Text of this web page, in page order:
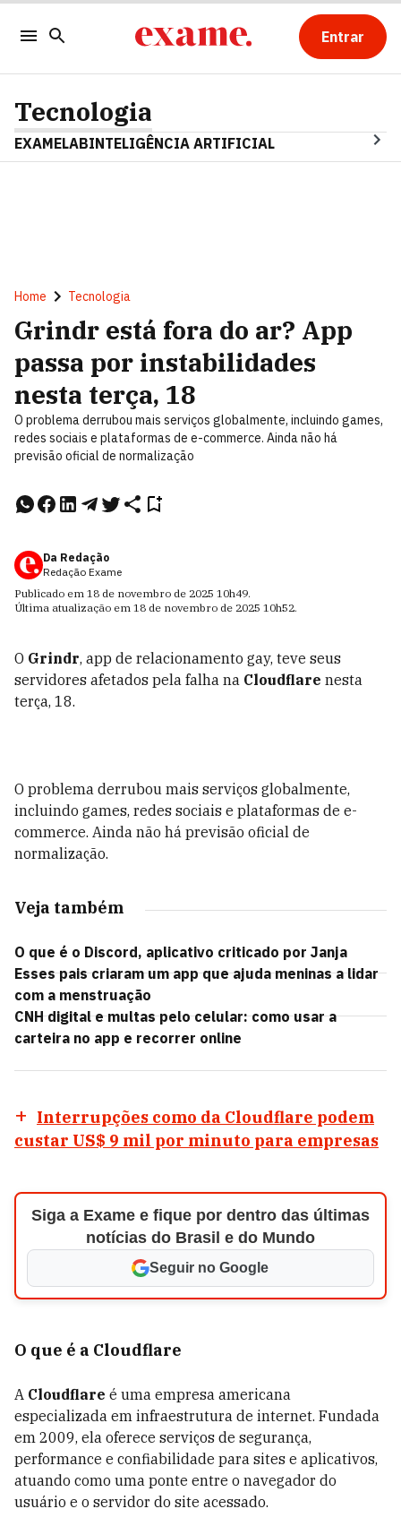
Entrar
Tecnologia
EXAMELABINTELIGÊNCIA ARTIFICIAL
Home Tecnologia
Grindr está fora do ar? App
passa por instabilidades
nesta terça, 18
O problema derrubou mais serviços globalmente, incluindo games,
redes sociais e plataformas de e-commerce. Ainda não há
previsão oficial de normalização
Da Redação
Redação Exame
Publicado em 18 de novembro de 2025 10h49.
Última atualização em 18 de novembro de 2025 10h52.
O Grindr, app de relacionamento gay, teve seus
servidores afetados pela falha na Cloudflare nesta
terça, 18.
O problema derrubou mais serviços globalmente,
incluindo games, redes sociais e plataformas de e-
commerce. Ainda não há previsão oficial de
normalização.
Veja também
O que é o Discord, aplicativo criticado por Janja
Esses pais criaram um app que ajuda meninas a lidar
com a menstruação
CNH digital e multas pelo celular: como usar a
carteira no app e recorrer online
Interrupções como da Cloudflare podem
custar US$ 9 mil por minuto para empresas
Siga a Exame e fique por dentro das últimas
notícias do Brasil e do Mundo
Seguir no Google
O que é a Cloudflare
A Cloudflare é uma empresa americana
especializada em infraestrutura de internet. Fundada
em 2009, ela oferece serviços de segurança,
performance e confiabilidade para sites e aplicativos,
atuando como uma ponte entre o navegador do
usuário e o servidor do site acessado.